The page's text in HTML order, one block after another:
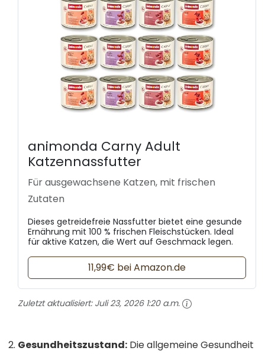
animonda Carny Adult
Katzennassfutter
Für ausgewachsene Katzen, mit frischen
Zutaten
Dieses getreidefreie Nassfutter bietet eine gesunde
Ernährung mit 100 % frischen Fleischstücken. Ideal
für aktive Katzen, die Wert auf Geschmack legen.
11,99€ bei Amazon.de
Zuletzt aktualisiert: Juli 23, 2026 1:20 a.m.
Gesundheitszustand: Die allgemeine Gesundheit